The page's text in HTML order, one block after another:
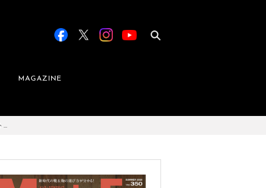
MAGAZINE
…